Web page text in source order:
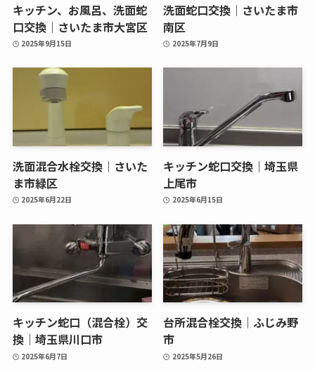
キッチン、お風呂、洗面蛇
口交換｜さいたま市大宮区
2025年9月15日
洗面蛇口交換｜さいたま市
南区
2025年7月9日
洗面混合水栓交換｜さいた
ま市緑区
2025年6月22日
キッチン蛇口交換｜埼玉県
上尾市
2025年6月15日
キッチン蛇口（混合栓）交
換｜埼玉県川口市
2025年6月7日
台所混合栓交換｜ふじみ野
市
2025年5月26日